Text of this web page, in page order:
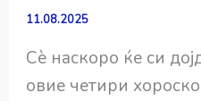
11.08.2025
Сè наскоро ќе си
овие четири